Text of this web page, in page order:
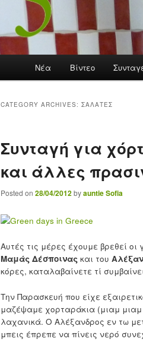
Skip to primary content
Skip to secondary content
Νέα Βίντεο
CATEGORY ARCHIVES: ΣΑΛΆΤΕΣ
Συνταγή για
και άλλες
Posted on 28/04/2012byauntie Sofia
Αυτές τις μέρες έχουμε βρεθεί οι
Μαμάς Δέσποινας και του
κόρες, καταλαβαίνετε τί
Την Παρασκευή που είχε
μαζέψαμε χορταράκια (μιαμ
λαχανικά. Ο Αλέξανδρος εν τω
μπεις έπρεπε να πίνεις νερό